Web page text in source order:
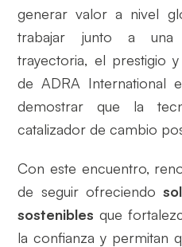
generar valor a nivel
trabajar junto a una
trayectoria, el prestigio
de ADRA International
demostrar que la
catalizador de cambio
Con este encuentro,
de seguir ofreciendo
sostenibles que
la confianza y permitan